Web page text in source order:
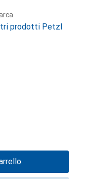
prodotti Petzl